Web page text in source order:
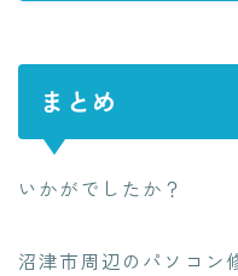
まとめ
いかがでしたか？
沼津市周辺のパソコン